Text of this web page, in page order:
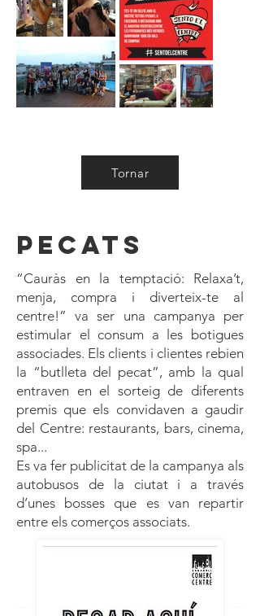
Tornar
Pecats
“Cauràs en la temptació: Relaxa’t,
menja, compra i diverteix-te al
centre!” va ser una campanya per
estimular el consum a les botigues
associades. Els clients i clientes rebien
la “butlleta del pecat”, amb la qual
entraven en el sorteig de diferents
premis que els convidaven a gaudir
del Centre: restaurants, bars, cinema,
spa...
Es va fer publicitat de la campanya als
autobusos de la ciutat i a través
d’unes bosses que es van repartir
entre els comerços associats.